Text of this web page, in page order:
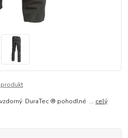
DuraTec ® pohodlné ... celý